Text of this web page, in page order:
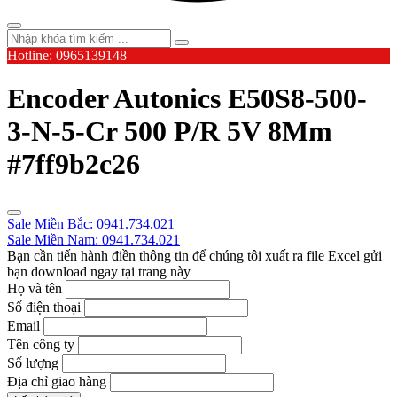
Hotline: 0965139148
Encoder Autonics E50S8-500-
3-N-5-Cr 500 P/R 5V 8Mm
#7ff9b2c26
Sale Miền Bắc: 0941.734.021
Sale Miền Nam: 0941.734.021
Bạn cần tiến hành điền thông tin để chúng tôi xuất ra file Excel gửi
bạn download ngay tại trang này
Họ và tên
Số điện thoại
Email
Tên công ty
Số lượng
Địa chỉ giao hàng